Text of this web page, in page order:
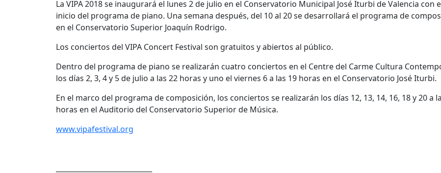
La VIPA 2018 se inaugurará el lunes 2 de julio en el Conservatorio Municipal José Iturbi de Valencia con
inicio del programa de piano. Una semana después, del 10 al 20 se desarrollará el programa de
en el Conservatorio Superior Joaquín Rodrigo.
Los conciertos del VIPA Concert Festival son gratuitos y abiertos al público.
Dentro del programa de piano se realizarán cuatro conciertos en el Centre del Carme Cultura
los días 2, 3, 4 y 5 de julio a las 22 horas y uno el viernes 6 a las 19 horas en el Conservatorio José Iturbi.
En el marco del programa de composición, los conciertos se realizarán los días 12, 13, 14, 16, 18 y 20 a
horas en el Auditorio del Conservatorio Superior de Música.
www.vipafestival.org